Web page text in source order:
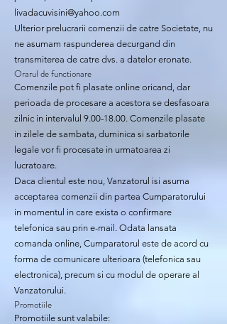
livadacuvisini@yahoo.com
Ulterior prelucrarii comenzii de catre Societate, nu
ne asumam raspunderea decurgand din
transmiterea de catre dvs. a datelor eronate.
Orarul de functionare
Comenzile pot fi plasate online oricand, dar
perioada de procesare a acestora se desfasoara
zilnic in intervalul 9.00-18.00. Comenzile plasate
in zilele de sambata, duminica si sarbatorile
legale vor fi procesate in urmatoarea zi
lucratoare.
Daca clientul este nou, Vanzatorul isi asuma
acceptarea comenzii din partea Cumparatorului
in momentul in care exista o confirmare
telefonica sau prin e-mail. Odata lansata
comanda online, Cumparatorul este de acord cu
forma de comunicare ulterioara (telefonica sau
electronica), precum si cu modul de operare al
Vanzatorului.
Promotiile
Promotiile sunt valabile: